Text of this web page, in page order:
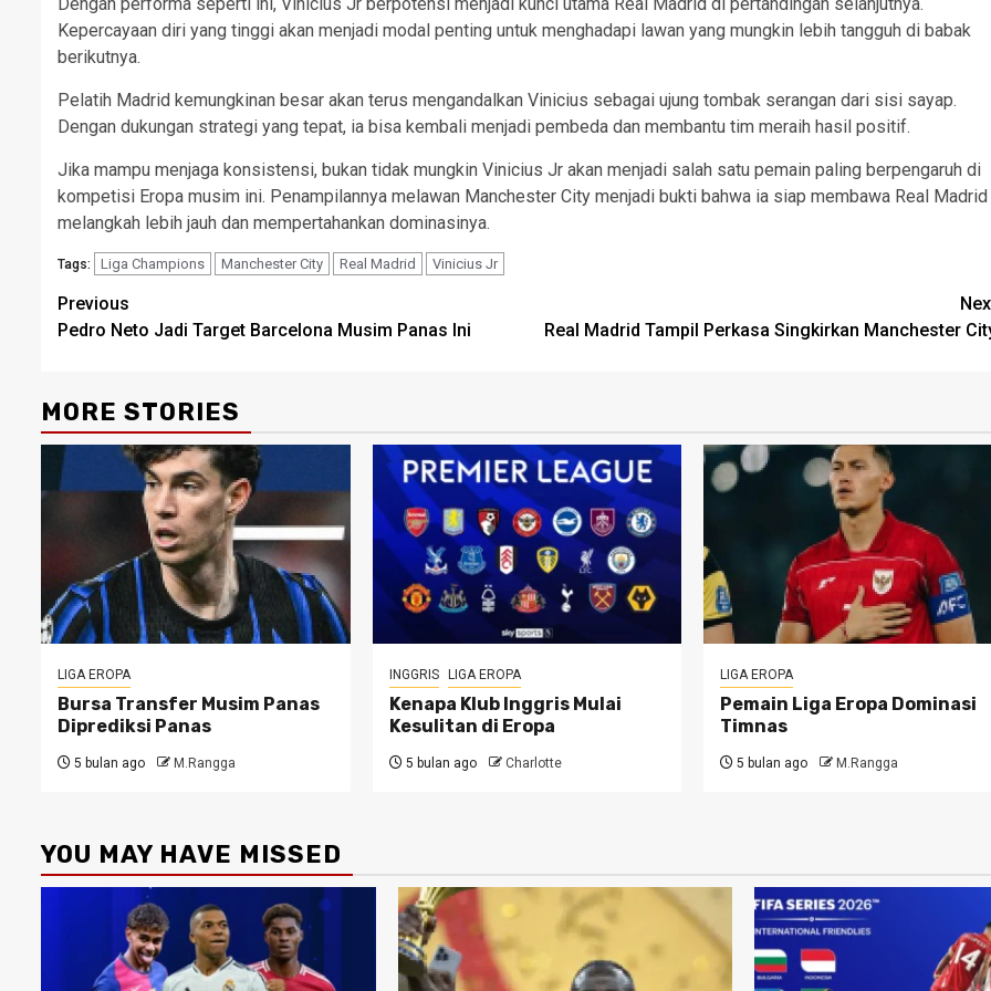
Kepercayaan diri yang tinggi akan menjadi modal penting untuk menghadapi lawan yang mungkin lebih tangguh di babak
berikutnya.
Pelatih Madrid kemungkinan besar akan terus mengandalkan Vinicius sebagai ujung tombak serangan dari sisi sayap.
Dengan dukungan strategi yang tepat, ia bisa kembali menjadi pembeda dan membantu tim meraih hasil positif.
Jika mampu menjaga konsistensi, bukan tidak mungkin Vinicius Jr akan menjadi salah satu pemain paling berpengaruh di
kompetisi Eropa musim ini. Penampilannya melawan Manchester City menjadi bukti bahwa ia siap membawa Real Madrid
melangkah lebih jauh dan mempertahankan dominasinya.
Tags: Liga Champions Manchester City Real Madrid Vinicius Jr
Post
navigation
Previous
Pedro Neto Jadi Target Barcelona Musim Panas Ini
Real Madrid Tampil Perkasa Singkirkan Manchester
MORE STORIES
LIGA EROPA
Bursa Transfer Musim Panas
Diprediksi Panas
5 bulan ago M.Rangga
INGGRIS LIGA EROPA
Kenapa Klub Inggris Mulai
Kesulitan di Eropa
5 bulan ago Charlotte
LIGA EROPA
Pemain Liga Eropa Dominasi
Timnas
5 bulan ago M.Rangga
YOU MAY HAVE MISSED